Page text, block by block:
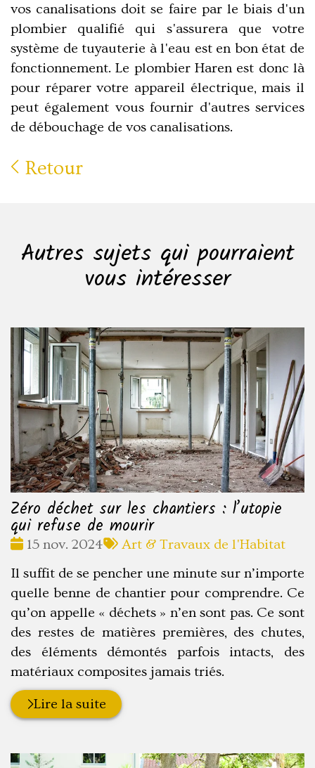
vos canalisations doit se faire par le biais d'un
plombier qualifié qui s'assurera que votre
système de tuyauterie à l'eau est en bon état de
fonctionnement. Le plombier Haren est donc là
pour réparer votre appareil électrique, mais il
peut également vous fournir d'autres services
de débouchage de vos canalisations.
Retour
Autres sujets qui pourraient
vous intéresser
Zéro déchet sur les chantiers : l’utopie
qui refuse de mourir
Date
15 nov. 2024
Tags
Art & Travaux de l'Habitat
Il suffit de se pencher une minute sur n’importe
quelle benne de chantier pour comprendre. Ce
qu’on appelle « déchets » n’en sont pas. Ce sont
des restes de matières premières, des chutes,
des éléments démontés parfois intacts, des
matériaux composites jamais triés.
Lire la suite